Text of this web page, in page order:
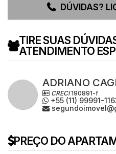
DÚVIDAS?
TIRE SUAS
ATENDIMENTO
ADRIANO
CRECI190891-f
+55 (11) 99991-
PREÇO DO